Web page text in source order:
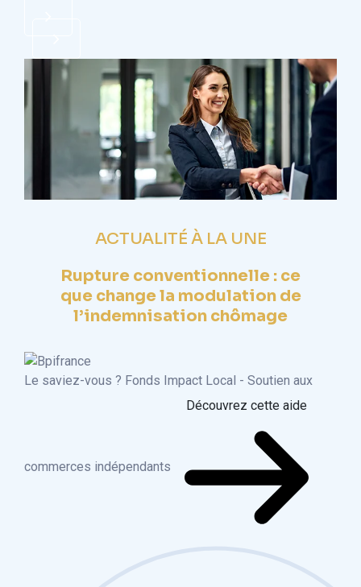
ACTUALITÉ À LA UNE
Rupture conventionnelle : ce
que change la modulation de
l’indemnisation chômage
Le saviez-vous ? Fonds Impact Local - Soutien aux
commerces indépendants
Découvrez cette aide